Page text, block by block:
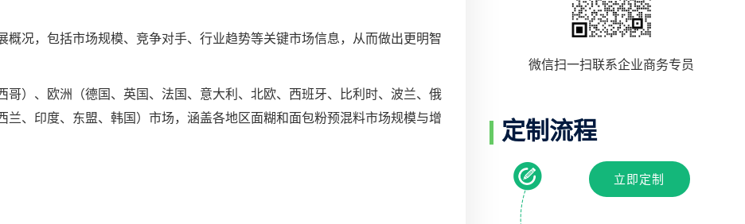
况，包括市场规模、竞争对手、行业趋势等关键市场信息，从而做出更明智
）、欧洲（德国、英国、法国、意大利、北欧、西班牙、比利时、波兰、俄
、印度、东盟、韩国）市场，涵盖各地区面糊和面包粉预混料市场规模与增
微信扫一扫联系企业商务专员
定制流程
立即定制